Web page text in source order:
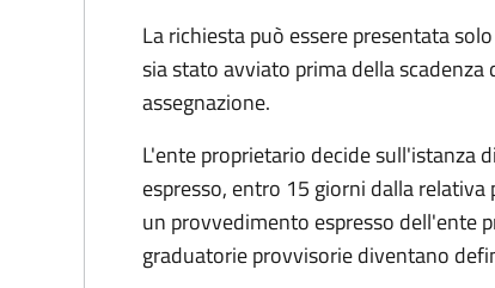
La richiesta può essere presentata
sia stato avviato prima della
assegnazione.
L'ente proprietario decide sull'istanza
espresso, entro 15 giorni dalla
un provvedimento espresso dell'ente
graduatorie provvisorie diventano